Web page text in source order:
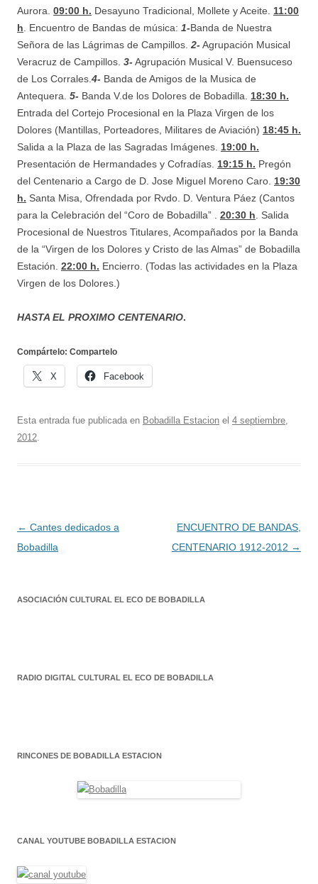
Aurora. 09:00 h. Desayuno Tradicional, Mollete y Aceite. 11:00
h . Encuentro de Bandas de música: 1-Banda de Nuestra
Señora de las Lágrimas de Campillos. 2-Agrupación Musical
Veracruz de Campillos. 3-Agrupación Musical V. Buensuceso
de Los Corrales. 4- Banda de Amigos de la Musica de
Antequera. 5- Banda V.de los Dolores de Bobadilla. 18:30 h.
Entrada del Cortejo Procesional en la Plaza Virgen de los
Dolores (Mantillas, Porteadores, Militares de Aviación) 18:45 h.
Salida a la Plaza de las Sagradas Imágenes. 19:00 h.
Presentación de Hermandades y Cofradías. 19:15 h. Pregón
del Centenario a Cargo de D. Jose Miguel Moreno Caro. 19:30
h. Santa Misa, Ofrendada por Rvdo. D. Ventura Páez (Cantos
para la Celebración del “Coro de Bobadilla” . 20:30 h . Salida
Procesional de Nuestros Titulares, Acompañados por la Banda
de la “Virgen de los Dolores y Cristo de las Almas” de Bobadilla
Estación. 22:00 h. Encierro. (Todas las actividades en la Plaza
Virgen de los Dolores.)
HASTA EL PROXIMO CENTENARIO.
Compártelo: Compartelo
X Facebook
Esta entrada fue publicada en Bobadilla Estacion el 4 septiembre,
2012
Navegación
de
← Cantes dedicados a
Bobadilla
ENCUENTRO DE BANDAS,
CENTENARIO 1912-2012 →
ASOCIACIÓN CULTURAL EL ECO DE BOBADILLA
RADIO DIGITAL CULTURAL EL ECO DE BOBADILLA
RINCONES DE BOBADILLA ESTACION
CANAL YOUTUBE BOBADILLA ESTACION